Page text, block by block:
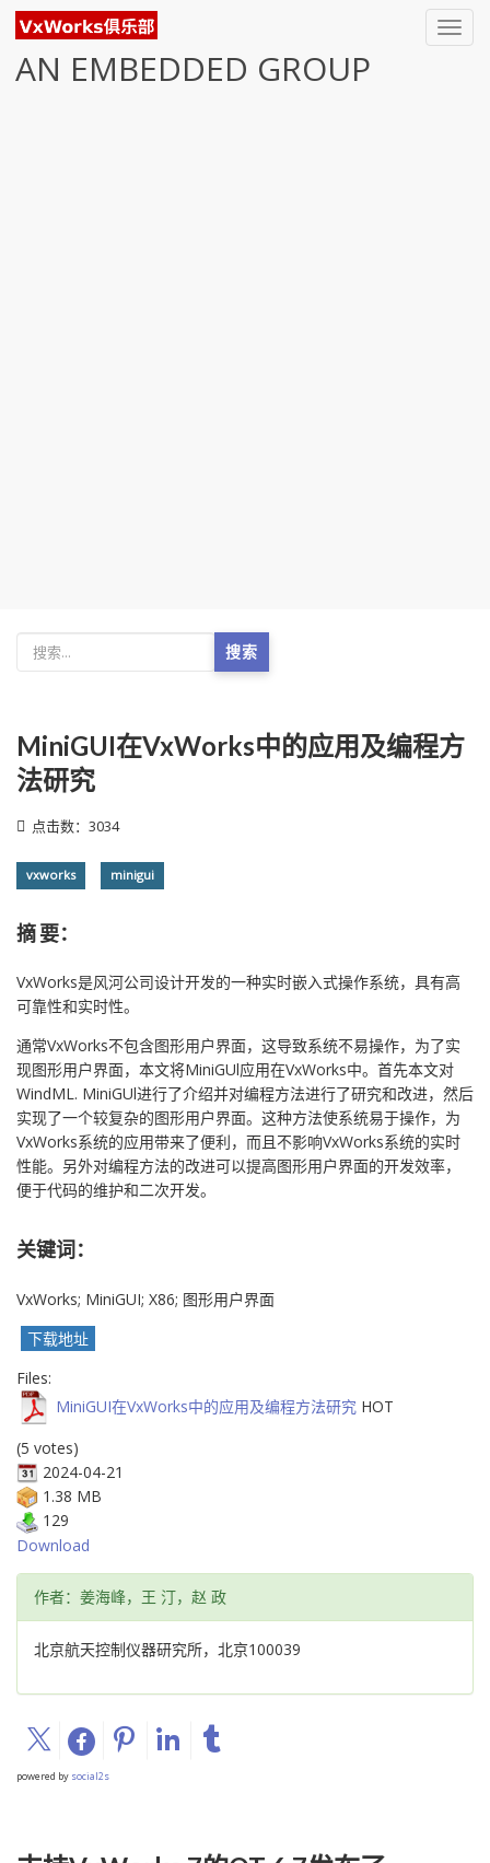
AN EMBEDDED GROUP
搜索
MiniGUI在VxWorks中的应用及编程方
法研究
点击数：3034
vxworks minigui
摘 要：
VxWorks是风河公司设计开发的一种实时嵌入式操作系统，具有高
可靠性和实时性。
通常VxWorks不包含图形用户界面，这导致系统不易操作，为了实
现图形用户界面，本文将MiniGUl应用在VxWorks中。首先本文对
WindML. MiniGUl进行了介绍并对编程方法进行了研究和改进，然后
实现了一个较复杂的图形用户界面。这种方法使系统易于操作，为
VxWorks系统的应用带来了便利，而且不影响VxWorks系统的实时
性能。另外对编程方法的改进可以提高图形用户界面的开发效率，
便于代码的维护和二次开发。
关键词：
VxWorks; MiniGUI; X86; 图形用户界面
下载地址
Files:
MiniGUI在VxWorks中的应用及编程方法研究 HOT
(5 votes)
2024-04-21
1.38 MB
129
Download
作者：姜海峰，王 汀，赵 政
北京航天控制仪器研究所，北京100039
powered by social2s